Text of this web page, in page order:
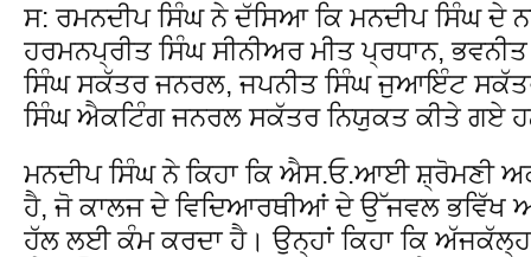
ਸ: ਰਮਨਦੀਪ ਸਿੰਘ ਨੇ ਦੱਸਿਆ ਕਿ ਮਨਦੀਪ ਸਿੰਘ ਦੇ
ਹਰਮਨਪ੍ਰੀਤ ਸਿੰਘ ਸੀਨੀਅਰ ਮੀਤ ਪ੍ਰਧਾਨ,
ਸਿੰਘ ਸਕੱਤਰ ਜਨਰਲ, ਜਪਨੀਤ ਸਿੰਘ ਜੁਆਇੰਟ
ਸਿੰਘ ਐਕਟਿੰਗ ਜਨਰਲ ਸਕੱਤਰ ਨਿਯੁਕਤ ਕੀਤੇ ਗਏ
ਮਨਦੀਪ ਸਿੰਘ ਨੇ ਕਿਹਾ ਕਿ ਐਸ.ਓ.ਆਈ ਸ਼੍ਰੋਮਣੀ
ਹੈ, ਜੋ ਕਾਲਜ ਦੇ ਵਿਦਿਆਰਥੀਆਂ ਦੇ ਉੱਜਵਲ ਭਵਿੱਖ
ਹੱਲ ਲਈ ਕੰਮ ਕਰਦਾ ਹੈ। ਉਨ੍ਹਾਂ ਕਿਹਾ ਕਿ